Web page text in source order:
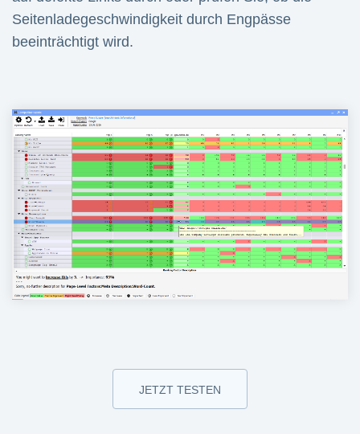
Seitenladegeschwindigkeit durch Engpässe
beeinträchtigt wird.
JETZT TESTEN